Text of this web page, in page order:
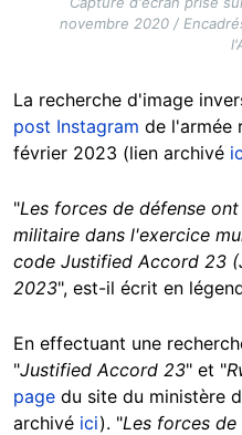
novembre 2020 /
La recherche d'image
post Instagram de l'armée
février 2023 (lien archivé
"Les forces de défense
militaire dans l'exercice
code Justified Accord 23
2023", est-il écrit en
En effectuant une
"Justified Accord 23" et "
page du site du ministère
archivé ici). "Les forces